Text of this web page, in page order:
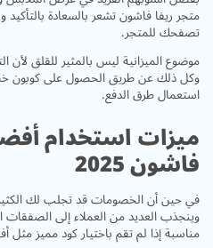
متجر ريفا فاشون تشعر بالسعادة
تصفحك للمتجر.
موضوع الميزانية ليس بالمثير للقلق
استعمال طرق الدفع.
ميزات استخدام
فاشون 2025
في حين أن الخصومات قد تجلب لك
وينجذب العديد من العملاء إلى
مناسبة إذا لم تقم باختيار كود مميز مثل